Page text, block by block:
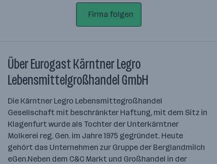
Firma folgen
Über Eurogast Kärntner Legro
Lebensmittelgroßhandel GmbH
Die Kärntner Legro Lebensmittegroßhandel
Gesellschaft mit beschränkter Haftung, mit dem Sitz in
Klagenfurt wurde als Tochter der Unterkärntner
Molkerei reg. Gen. im Jahre 1975 gegründet. Heute
gehört das Unternehmen zur Gruppe der Berglandmilch
eGen.Neben dem C&C Markt und Großhandel in der